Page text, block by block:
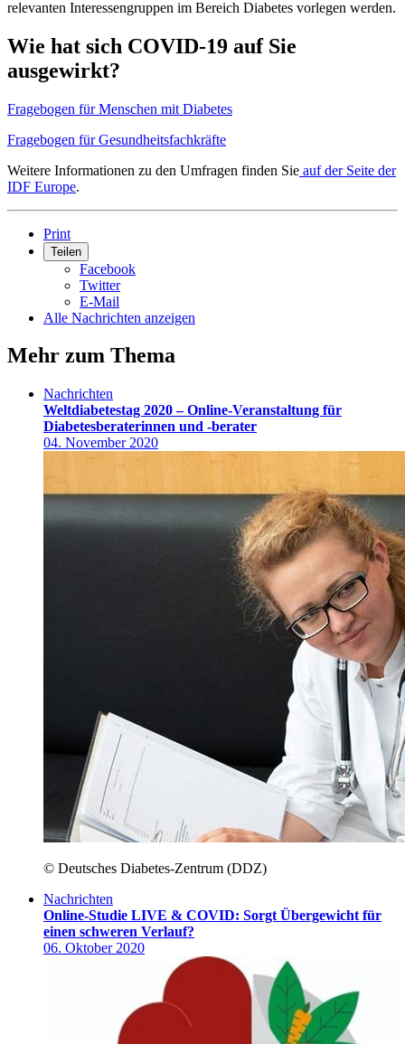
relevanten Interessengruppen im Bereich Diabetes vorlegen werden.
Wie hat sich COVID-19 auf Sie
ausgewirkt?
Fragebogen für Menschen mit Diabetes
Fragebogen für Gesundheitsfachkräfte
Weitere Informationen zu den Umfragen finden Sie auf der Seite der
IDF Europe.
Print
Teilen
Facebook
Twitter
E-Mail
Alle Nachrichten anzeigen
Mehr zum Thema
Nachrichten
Weltdiabetestag 2020 – Online-Veranstaltung für
Diabetesberaterinnen und -berater
04. November 2020
© Deutsches Diabetes-Zentrum (DDZ)
Nachrichten
Online-Studie LIVE & COVID: Sorgt Übergewicht für
einen schweren Verlauf?
06. Oktober 2020